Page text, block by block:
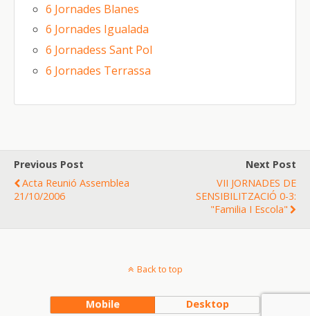
6 Jornades Blanes
6 Jornades Igualada
6 Jornadess Sant Pol
6 Jornades Terrassa
Previous Post
Acta Reunió Assemblea
21/10/2006
Next Post
VII JORNADES DE
SENSIBILITZACIÓ 0-3:
"Familia I Escola"
Back to top
Mobile Desktop